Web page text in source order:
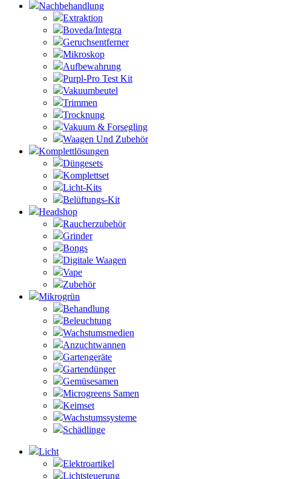
Nachbehandlung
Extraktion
Boveda/Integra
Geruchsentferner
Mikroskop
Aufbewahrung
Purpl-Pro Test Kit
Vakuumbeutel
Trimmen
Trocknung
Vakuum & Forsegling
Waagen Und Zubehör
Komplettlösungen
Düngesets
Komplettset
Licht-Kits
Belüftungs-Kit
Headshop
Raucherzubehör
Grinder
Bongs
Digitale Waagen
Vape
Zubehör
Mikrogrün
Behandlung
Beleuchtung
Wachstumsmedien
Anzuchtwannen
Gartengeräte
Gartendünger
Gemüsesamen
Microgreens Samen
Keimset
Wachstumssysteme
Schädlinge
Licht
Elektroartikel
Lichtsteuerung